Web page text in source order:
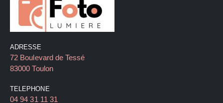
ADRESSE
72 Boulevard de Tessé
83000 Toulon
TELEPHONE
04 94 31 11 31